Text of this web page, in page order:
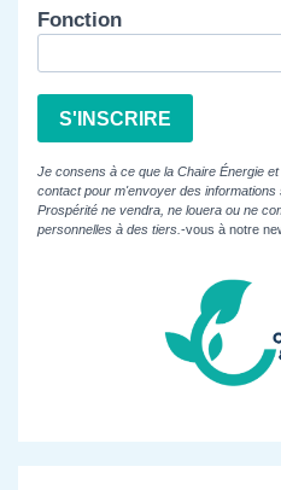
Fonction
S'INSCRIRE
Je consens à ce que la Chaire Énergie
contact pour m'envoyer des
Prospérité ne vendra, ne louera ou ne
personnelles à des tiers. -vous à notre